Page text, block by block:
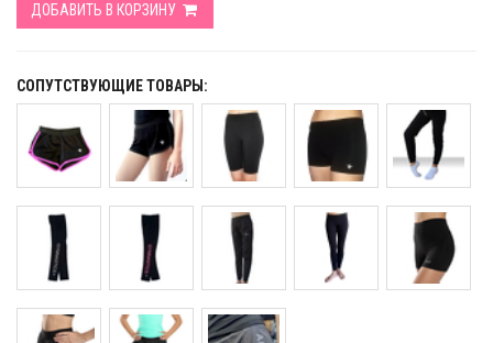
ДОБАВИТЬ В КОРЗИНУ
СОПУТСТВУЮЩИЕ ТОВАРЫ: